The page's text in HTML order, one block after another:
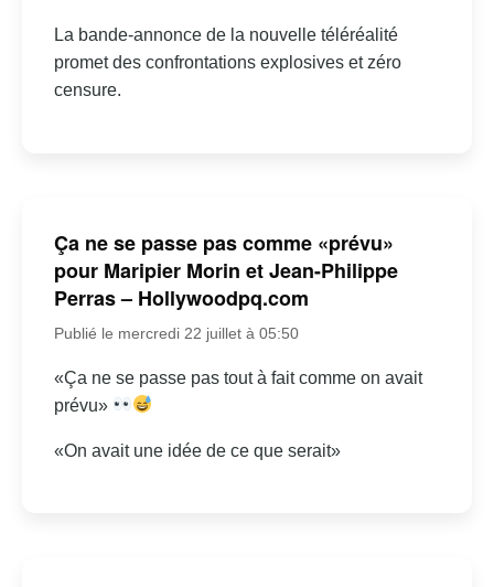
La bande-annonce de la nouvelle téléréalité
promet des confrontations explosives et zéro
censure.
Ça ne se passe pas comme «prévu»
pour Maripier Morin et Jean-Philippe
Perras – Hollywoodpq.com
Publié le mercredi 22 juillet à 05:50
«Ça ne se passe pas tout à fait comme on avait
prévu»
«On avait une idée de ce que serait»